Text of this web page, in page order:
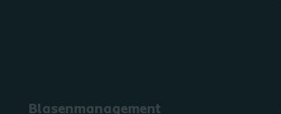
Blasenmanagement